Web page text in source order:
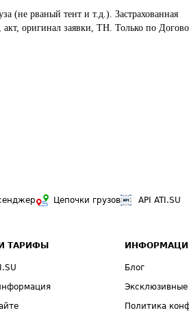
(не рваный тент и т.д.). Застрахованная
акт, оригинал заявки, ТН. Только по
Цепочки грузов API ATI.SU
ТАРИФЫ
Блог
Политика